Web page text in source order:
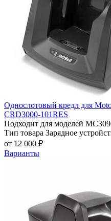
Однослотовый кредл для
СRD3000-101RES
Подходит для моделей
Тип товара Зарядное
от 12 000 ₽
Варианты